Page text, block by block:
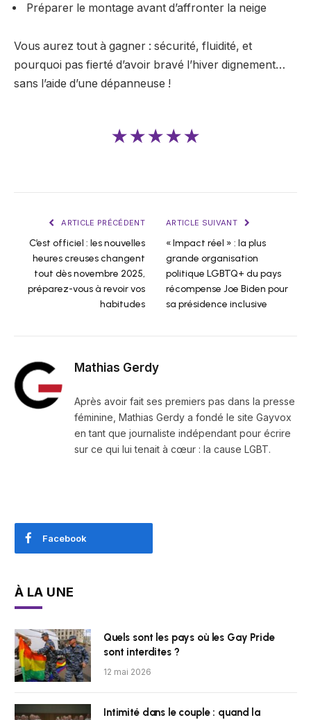
Préparer le montage avant d’affronter la neige
Vous aurez tout à gagner : sécurité, fluidité, et
pourquoi pas fierté d’avoir bravé l’hiver dignement…
sans l’aide d’une dépanneuse !
★★★★★
ARTICLE PRÉCÉDENT
C’est officiel : les nouvelles
heures creuses changent
tout dès novembre 2025,
préparez-vous à revoir vos
habitudes
ARTICLE SUIVANT
« Impact réel » : la plus
grande organisation
politique LGBTQ+ du pays
récompense Joe Biden pour
sa présidence inclusive
Mathias Gerdy
Après avoir fait ses premiers pas dans la presse
féminine, Mathias Gerdy a fondé le site Gayvox
en tant que journaliste indépendant pour écrire
sur ce qui lui tenait à cœur : la cause LGBT.
Facebook
À LA UNE
Quels sont les pays où les Gay Pride
sont interdites ?
12 mai 2026
Intimité dans le couple : quand la